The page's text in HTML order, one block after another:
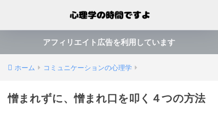
アフィリエイト広告を利用しています
ホーム コミュニケーションの心理学
憎まれずに、憎まれ口を叩く４つの方法